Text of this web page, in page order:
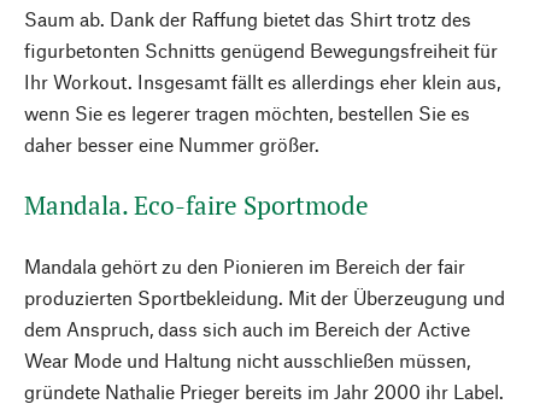
Saum ab. Dank der Raffung bietet das Shirt trotz des
figurbetonten Schnitts genügend Bewegungsfreiheit für
Ihr Workout. Insgesamt fällt es allerdings eher klein aus,
wenn Sie es legerer tragen möchten, bestellen Sie es
daher besser eine Nummer größer.
Mandala. Eco-faire Sportmode
Mandala gehört zu den Pionieren im Bereich der fair
produzierten Sportbekleidung. Mit der Überzeugung und
dem Anspruch, dass sich auch im Bereich der Active
Wear Mode und Haltung nicht ausschließen müssen,
gründete Nathalie Prieger bereits im Jahr 2000 ihr Label.